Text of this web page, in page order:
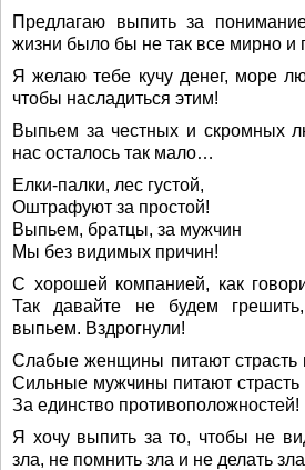
Предлагаю выпить за
жизни было бы не так все мирно и
Я желаю тебе кучу денег, море
чтобы насладиться этим!
Выпьем за честных и скромных
нас осталось так мало…
Елки-палки, лес густой,
Оштрафуют за простой!
Выпьем, братцы, за мужчин
Мы без видимых причин!
С хорошей компанией, как
Так давайте не будем
выпьем. Вздрогнули!
Слабые женщины питают страсть
Сильные мужчины питают страсть
За единство противоположностей!
Я хочу выпить за то, чтобы не
зла, не помнить зла и не делать